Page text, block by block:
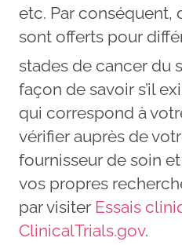
etc. Par conséquent,
sont offerts pour
stades de cancer du
façon de savoir s’il
qui correspond à
vérifier auprès de
fournisseur de soin et
vos propres
par visiter Essais
ClinicalTrials.gov.